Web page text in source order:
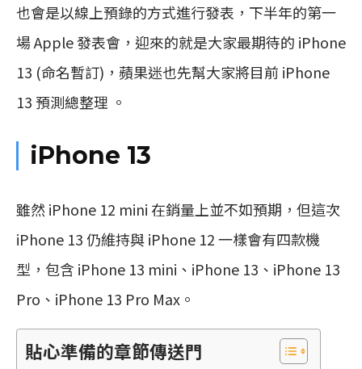
也會是以線上預錄的方式進行發表，下半年的第一
場 Apple 發表會，迎來的就是大家最期待的 iPhone
13 (命名暫訂)，蘋果迷也先幫大家將目前 iPhone
13 預測總整理 。
iPhone 13
雖然 iPhone 12 mini 在銷量上並不如預期，但這次
iPhone 13 仍維持與 iPhone 12 一樣會有四款機
型，包含 iPhone 13 mini、iPhone 13、iPhone 13
Pro、iPhone 13 Pro Max。
貼心準備的章節傳送門